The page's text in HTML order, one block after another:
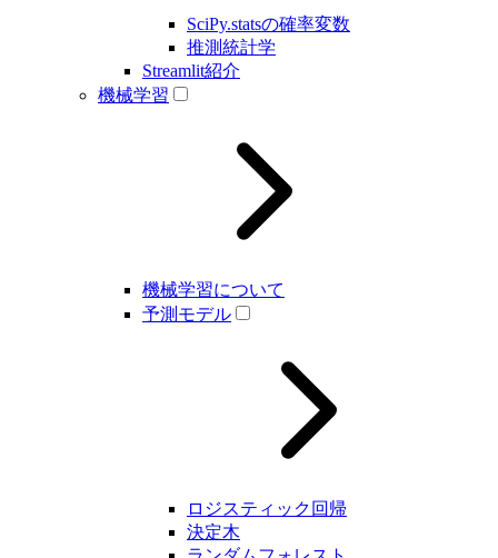
SciPy.statsの確率変数
推測統計学
Streamlit紹介
機械学習
機械学習について
予測モデル
ロジスティック回帰
決定木